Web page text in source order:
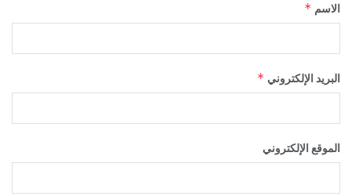
الاسم*
البريد الإلكتروني*
الموقع الإلكتروني